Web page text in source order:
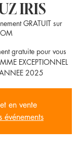
IRIS
GRATUIT sur
gratuite pour vous
EXCEPTIONNEL
2025
en vente